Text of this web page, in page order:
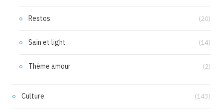
Restos (20)
Sain et light (14)
Thème amour (2)
Culture (143)